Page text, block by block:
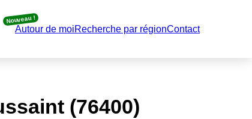
Autour de moi
Nouveau !
Recherche par régionContact
(76400)